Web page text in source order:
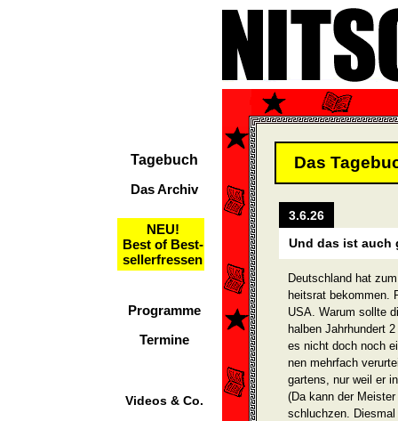
Tagebuch
Das Archiv
NEU!
Best of Best-
sellerfressen
Programme
Termine
Videos & Co.
Das
3.6.26
Und das ist auch
Deutschland hat
heitsrat bekommen.
USA. Warum sollte
halben Jahrhundert
es nicht doch noch
nen mehrfach
gartens, nur weil er
(Da kann der
schluchzen.